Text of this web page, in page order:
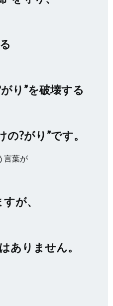
り”を破壊する
?がり”です。
言葉が
が、
ありません。